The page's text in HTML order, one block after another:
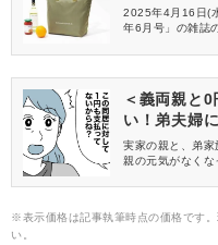
2025年4月16日(
年6月号」の雑誌
すぐる洗練デザ
＜義両親と
い！弟夫婦
実家の親と、弟
親の元気がなく
※表示価格は記事執筆時点の価格です
い。